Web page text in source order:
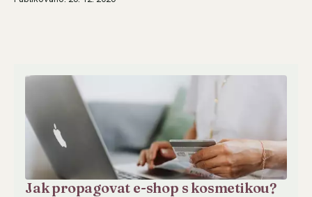
Jak propagovat e-shop s kosmetikou?